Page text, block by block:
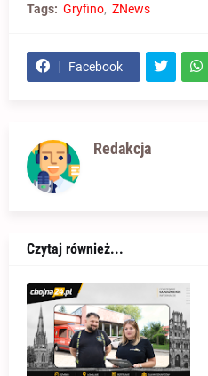
Tags: Gryfino ZNews
Facebook
Redakcja
Czytaj również...